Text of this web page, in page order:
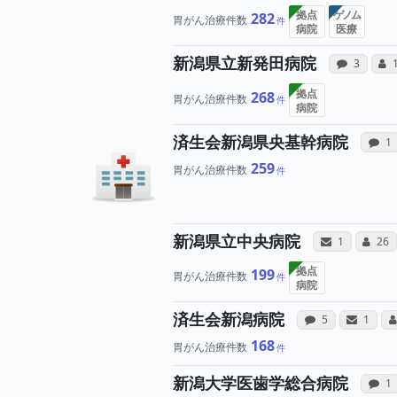
胃がん治療件数 282
拠点
病院
ゲノム
医療
新潟県立新発田病院 感想投稿
3 病 1
胃がん治療件数 268
拠点
病院
済生会新潟県央基幹病院 感1
胃がん治療件数 259
新潟県立中央病院 サンキューレ
1 病院と
コミ
26
胃がん治療件数 199
拠点
病院
済生会新潟病院 感想投稿（合算）
5 病院への
サンキ
1 病
胃がん治療件数 168
新潟大学医歯学総合病院 感1